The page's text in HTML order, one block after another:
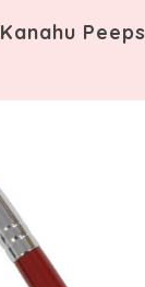
Kanahu Peeps